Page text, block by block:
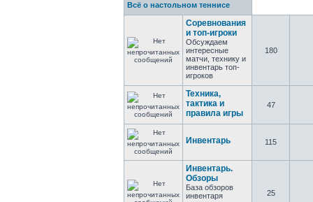
Всё о настольном теннисе
Соревнования
и топ-игроки
Обсуждаем
интересные
матчи, технику и
инвентарь топ-
игроков
180
Техника,
тактика и
правила игры
47
Инвентарь 115
Инвентарь.
Обзоры
База обзоров
инвентаря
25